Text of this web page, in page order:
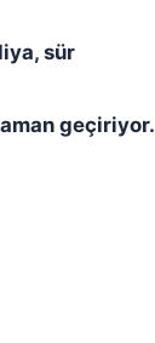
sür
geçiriyor.